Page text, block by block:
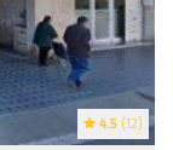
4.5 (12)